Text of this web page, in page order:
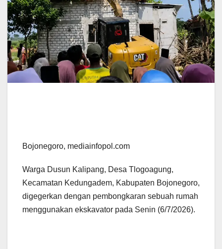
Bojonegoro, mediainfopol.com
Warga Dusun Kalipang, Desa Tlogoagung,
Kecamatan Kedungadem, Kabupaten Bojonegoro,
digegerkan dengan pembongkaran sebuah rumah
menggunakan ekskavator pada Senin (6/7/2026).